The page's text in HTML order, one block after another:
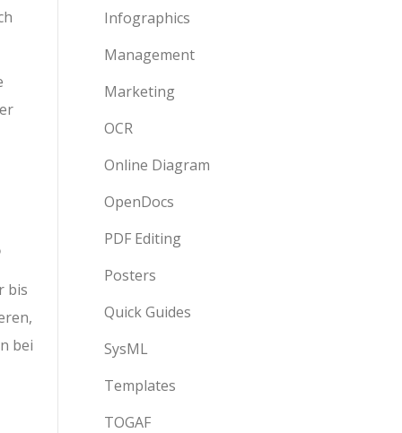
bis
bei
Infographics
Management
Marketing
OCR
Online Diagram
OpenDocs
PDF Editing
Posters
Quick Guides
SysML
Templates
TOGAF